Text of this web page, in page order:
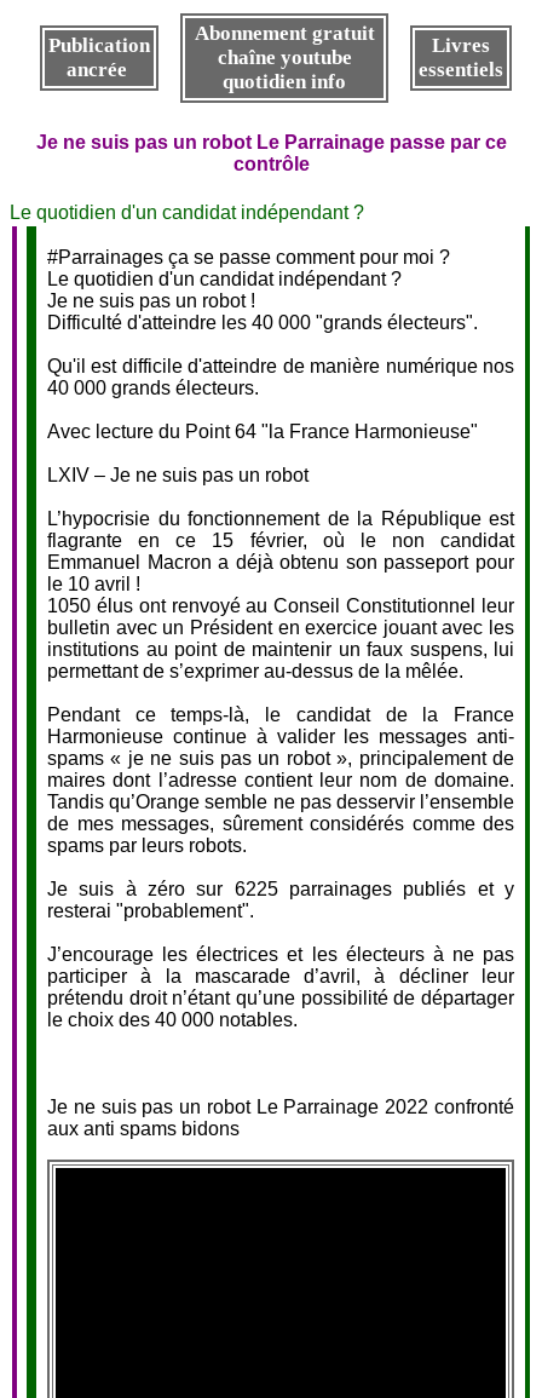
Publication
ancrée
Abonnement gratuit
chaîne youtube
quotidien info
Livres
essentiels
Je ne suis pas un robot Le Parrainage passe par ce
contrôle
Le quotidien d'un candidat indépendant ?
#Parrainages ça se passe comment pour moi ?
Le quotidien d'un candidat indépendant ?
Je ne suis pas un robot !
Difficulté d'atteindre les 40 000 "grands électeurs".
Qu'il est difficile d'atteindre de manière numérique nos
40 000 grands électeurs.
Avec lecture du Point 64 "la France Harmonieuse"
LXIV – Je ne suis pas un robot
L’hypocrisie du fonctionnement de la République est
flagrante en ce 15 février, où le non candidat
Emmanuel Macron a déjà obtenu son passeport pour
le 10 avril !
1050 élus ont renvoyé au Conseil Constitutionnel leur
bulletin avec un Président en exercice jouant avec les
institutions au point de maintenir un faux suspens, lui
permettant de s’exprimer au-dessus de la mêlée.
Pendant ce temps-là, le candidat de la France
Harmonieuse continue à valider les messages anti-
spams « je ne suis pas un robot », principalement de
maires dont l’adresse contient leur nom de domaine.
Tandis qu’Orange semble ne pas desservir l’ensemble
de mes messages, sûrement considérés comme des
spams par leurs robots.
Je suis à zéro sur 6225 parrainages publiés et y
resterai "probablement".
J’encourage les électrices et les électeurs à ne pas
participer à la mascarade d’avril, à décliner leur
prétendu droit n’étant qu’une possibilité de départager
le choix des 40 000 notables.
Je ne suis pas un robot Le Parrainage 2022 confronté
aux anti spams bidons